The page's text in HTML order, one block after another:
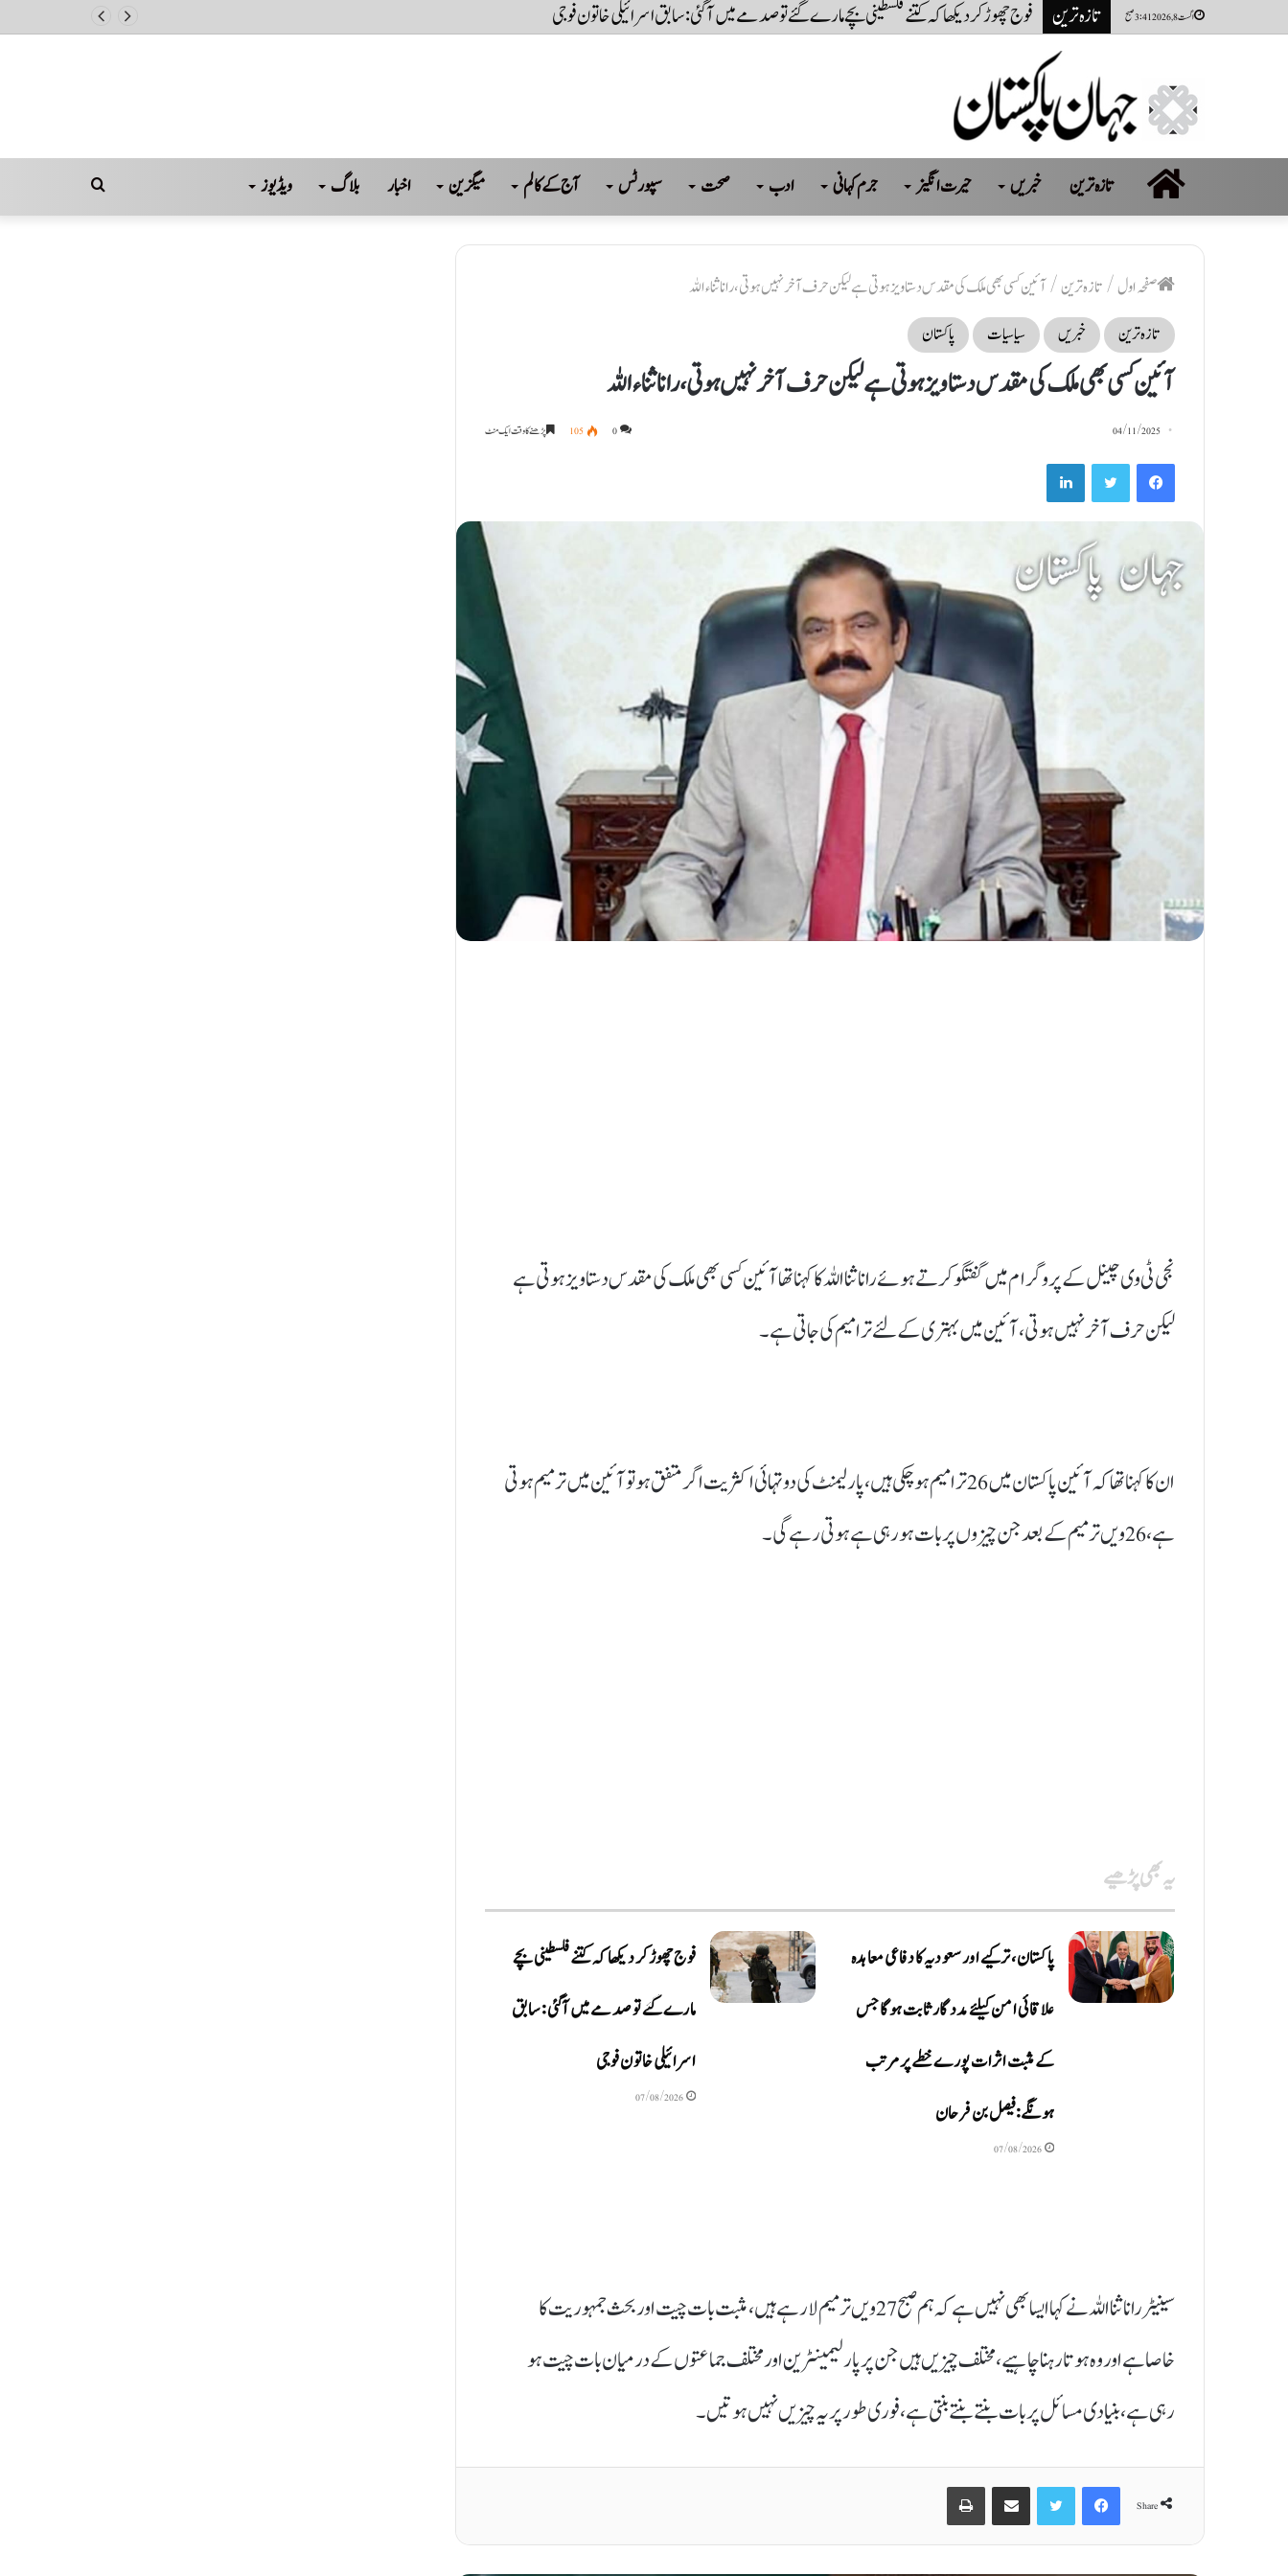
اگست 8, 2026 3:41 صبح تازہ ترین نظام ناکام نہیں ناکام کروایاگیا ہے، جب تک عوام کی حاکمیت تسلیم نہیں کریں گے تب تک سسٹم نہیں چل پائےگا: بلاول
صفحہ
اول
تازہ ترین خبریں حیرت انگیز جرم کہانی ادب صحت سپورٹس آج کے کالم میگزین اخبار بلاگ ویڈیوز Search
صفحہ اول /تازہ ترین/آئین کسی بھی ملک کی مقدس دستاویز ہوتی ہے لیکن حرف آخر نہیں ہوتی ، رانا ثناءاللہ
تازہ ترین
خبریں سیاسیات پاکستان
آئین کسی بھی ملک کی مقدس دستاویز ہوتی ہے لیکن حرف آخر نہیں ہوتی ، رانا ثناءاللہ
04/11/2025
0
105 پڑھنے کا وقت ایک منٹ
Facebook
Twitter
LinkedIn
نجی ٹی وی چینل کے پروگرام میں گفتگو کرتے ہوئے رانا ثنا اللہ کا کہنا تھا آئین کسی بھی ملک کی مقدس دستاویز ہوتی ہے
لیکن حرف آخر نہیں ہوتی، آئین میں بہتری کے لئے ترامیم کی جاتی ہے۔
ان کا کہنا تھا کہ آئین پاکستان میں 26 ترامیم ہو چکی ہیں، پارلیمنٹ کی دو تہائی اکثریت اگر متفق ہو تو آئین میں ترمیم ہوتی
ہے، 26 ویں ترمیم کے بعد جن چیزوں پر بات ہو رہی ہے ہوتی رہے گی۔
یہ بھی پڑھیے
پاکستان، ترکیے اور سعودیہ کا دفاعی معاہدہ
علاقائی امن کیلئے مددگار ثابت ہوگا جس
کے مثبت اثرات پورے خطے پر مرتب
ہونگے: فیصل بن فرحان
07/08/2026
فوج چھوڑ کر دیکھا کہ کتنے فلسطینی بچے
مارے گئے تو صدمے میں آگئی: سابق
اسرائیلی خاتون فوجی
07/08/2026
سینیٹر رانا ثنا اللہ نے کہا ایسا بھی نہیں ہے کہ ہم صبح 27 ویں ترمیم لا رہے ہیں، مثبت بات چیت اور بحث جمہوریت کا
خاصا ہے اور وہ ہوتا رہنا چاہیے، مختلف چیزیں ہیں جن پر پارلیمینٹرین اور مختلف جماعتوں کے درمیان بات چیت ہو
رہی ہے، بنیادی مسائل پر بات بنتے بنتے بنتی ہے، فوری طور پر یہ چیزیں نہیں ہوتیں ۔
Share
Facebook
Twitter
Share via Email
Print